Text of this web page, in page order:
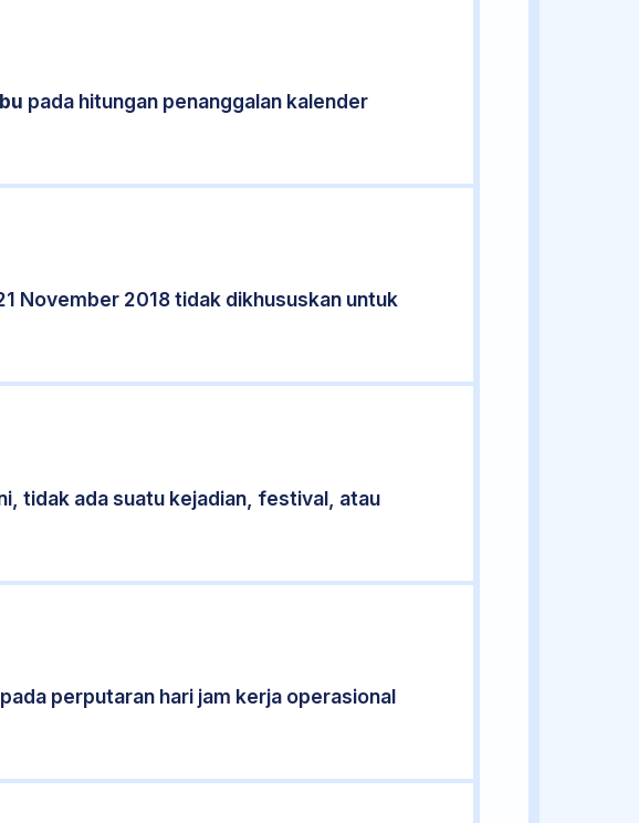
pada hitungan penanggalan kalender
November 2018 tidak dikhususkan untuk
tidak ada suatu kejadian, festival, atau
perputaran hari jam kerja operasional